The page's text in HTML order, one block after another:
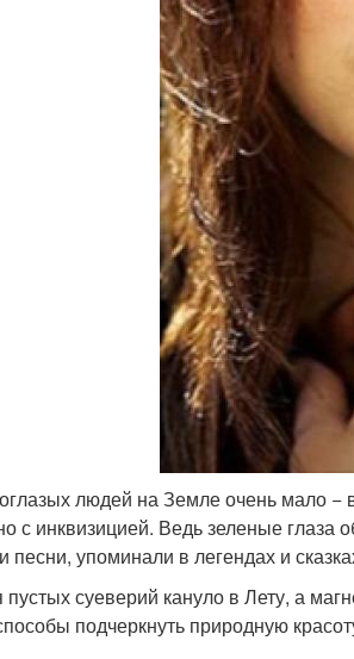
людей на Земле очень мало −
с инквизицией. Ведь зеленые глаза
песни, упоминали в легендах и
суеверий кануло в Лету, а
подчеркнуть природную